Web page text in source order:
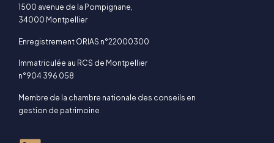
1500 avenue de la Pompignane,
34000 Montpellier
Enregistrement ORIAS n°22000300
Immatriculée au RCS de Montpellier
n°904 396 058
Membre de la chambre nationale des conseils en
gestion de patrimoine